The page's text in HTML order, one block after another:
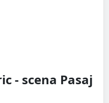
- scena Pasaj